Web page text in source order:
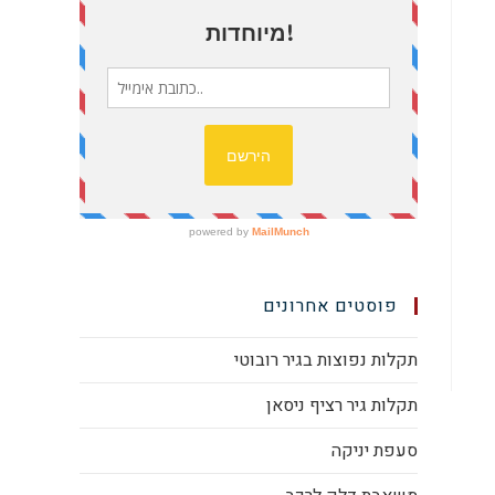
פוסטים אחרונים
תקלות נפוצות בגיר רובוטי
תקלות גיר רציף ניסאן
סעפת יניקה